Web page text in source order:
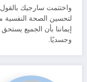
واختتمت سارجيك
لتحسين الصحة النفسية
إيماننا بأن الجميع
وجسديًا.